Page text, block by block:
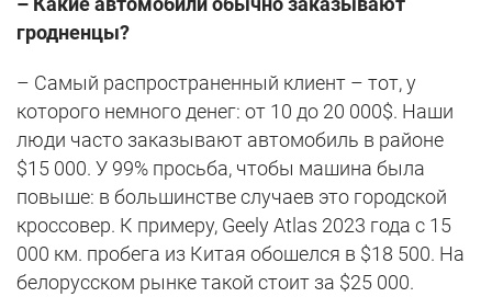
гродненцы?
– Самый распространенный клиент – тот, у
которого немного денег: от 10 до 20 000$. Наши
люди часто заказывают автомобиль в районе
$15 000. У 99% просьба, чтобы машина была
повыше: в большинстве случаев это городской
кроссовер. К примеру, Geely Atlas 2023 года с 15
000 км. пробега из Китая обошелся в $18 500. На
белорусском рынке такой стоит за $25 000.